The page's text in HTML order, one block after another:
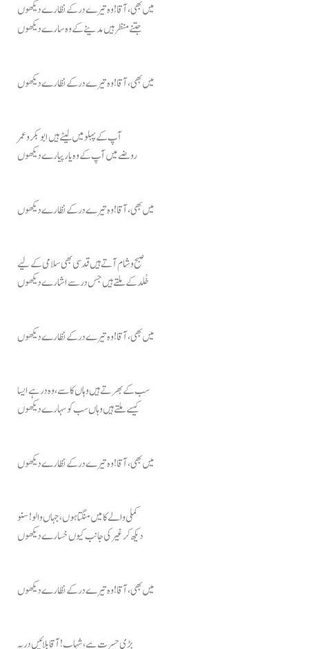
میں بھی، آقا ! وہ تیرے در کے نظارے دیکھوں
جتنے منظر ہیں مدینے کے وہ سارے دیکھوں
میں بھی، آقا ! وہ تیرے در کے نظارے دیکھوں
آپ کے پہلو میں لیٹے ہیں ابوبکر و عمر
روضے میں آپ کے وہ یار پیارے دیکھوں
میں بھی، آقا ! وہ تیرے در کے نظارے دیکھوں
صبح و شام آتے ہیں قدسی بھی سلامی کے لیے
خُلد کے ملتے ہیں جس در سے اشارے دیکھوں
میں بھی، آقا ! وہ تیرے در کے نظارے دیکھوں
سب کے بھرتے ہیں وہاں کاسے، وہ در ہے ایسا
کیسے ملتے ہیں وہاں سب کو سہارے دیکھوں
میں بھی، آقا ! وہ تیرے در کے نظارے دیکھوں
کملی والے کا میں منگتا ہوں، جہاں والو ! سنو
دیکھ کر غیر کی جانب کیوں خسارے دیکھوں
میں بھی، آقا ! وہ تیرے در کے نظارے دیکھوں
بڑی حسرت ہے، شہاب ! آقا بلائیں در پہ